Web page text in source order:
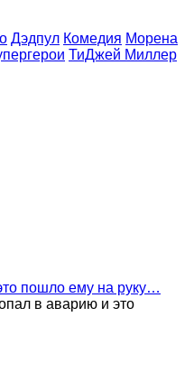
Дэдпул Комедия Морена
ТиДжей Миллер
пошло ему на руку…
в аварию и это